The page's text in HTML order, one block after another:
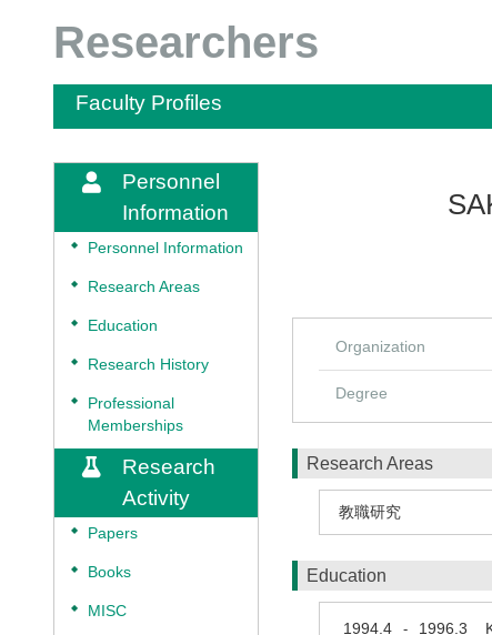
Researchers
Faculty Profiles
Personnel
Information
◆ Personnel Information
◆ Research Areas
◆ Education
◆ Research History
◆
Professional
Memberships
Research
Activity
◆ Papers
◆ Books
◆ MISC
Organization
Degree
Research Areas
教職研究
Education
1994.4 - 1996.3